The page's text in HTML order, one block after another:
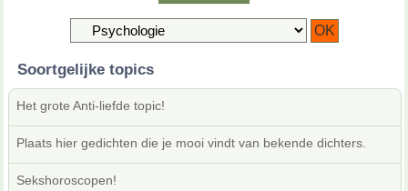
Soortgelijke topics
Het grote Anti-liefde topic!
Plaats hier gedichten die je mooi vindt van bekende dichters.
Sekshoroscopen!